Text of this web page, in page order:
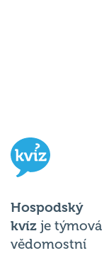
Hospodský
kvíz je týmová
vědomostní